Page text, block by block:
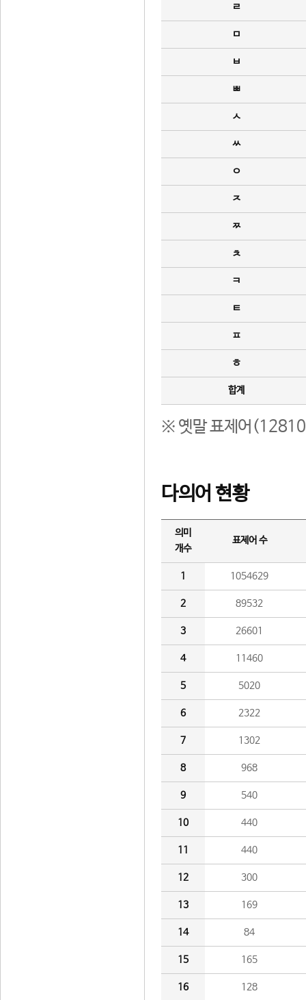
ㄹ
ㅁ
ㅂ
ㅃ
ㅅ
ㅆ
ㅇ
ㅈ
ㅉ
ㅊ
ㅋ
ㅌ
ㅍ
ㅎ
합계
※ 옛말 표제어(12810
다의어 현황
의미
개수
표제어 수
1 1054629
2 89532
3 26601
4 11460
5 5020
6 2322
7 1302
8 968
9 540
10 440
11 440
12 300
13 169
14 84
15 165
16 128